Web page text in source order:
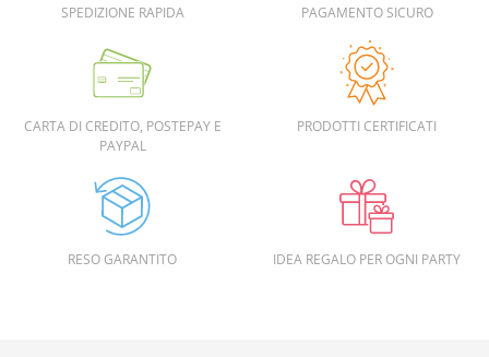
SPEDIZIONE RAPIDA PAGAMENTO SICURO
CARTA DI CREDITO, POSTEPAY E
PAYPAL
PRODOTTI CERTIFICATI
RESO GARANTITO IDEA REGALO PER OGNI PARTY